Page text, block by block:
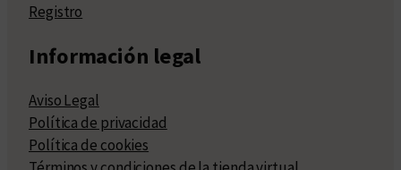
Registro
Información legal
Aviso Legal
Política de privacidad
Política de cookies